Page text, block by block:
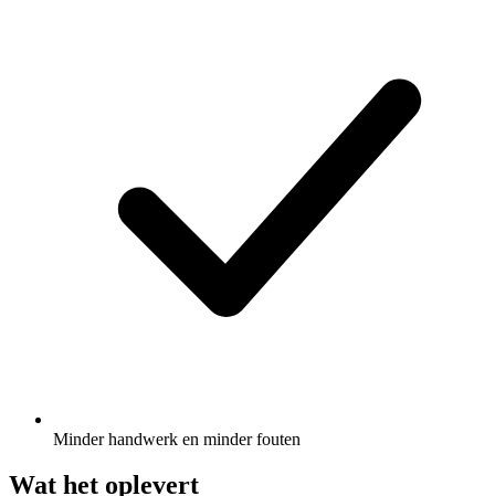
Minder handwerk en minder fouten
Wat het oplevert